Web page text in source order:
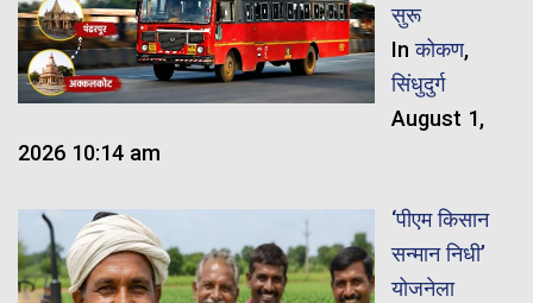
सुरू
Inकोकण,
सिंधुदुर्ग
August 1,
2026 10:14 am
‘पीएम किसान
सन्मान निधी’
योजनेला